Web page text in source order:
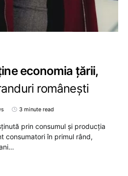
economia țării,
românești
3 minute read
prin consumul și producția
consumatori în primul rând,